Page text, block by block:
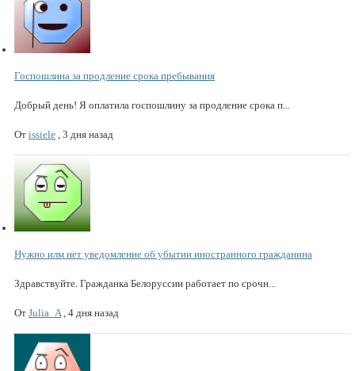
Госпошлина за продление срока пребывания
Добрый день! Я оплатила госпошлину за продление срока п...
От issiele , 3 дня назад
Нужно илм нет уведомление об убытии иностранного гражданина
Здравствуйте. Гражданка Белоруссии работает по срочн...
От Julia_A, 4 дня назад